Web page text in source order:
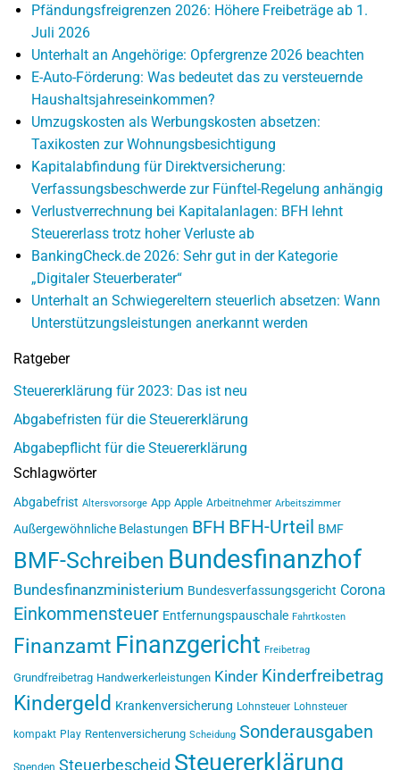
Pfändungsfreigrenzen 2026: Höhere Freibeträge ab 1.
Juli 2026
Unterhalt an Angehörige: Opfergrenze 2026 beachten
E-Auto-Förderung: Was bedeutet das zu versteuernde
Haushaltsjahreseinkommen?
Umzugskosten als Werbungskosten absetzen:
Taxikosten zur Wohnungsbesichtigung
Kapitalabfindung für Direktversicherung:
Verfassungsbeschwerde zur Fünftel-Regelung anhängig
Verlustverrechnung bei Kapitalanlagen: BFH lehnt
Steuererlass trotz hoher Verluste ab
BankingCheck.de 2026: Sehr gut in der Kategorie
„Digitaler Steuerberater“
Unterhalt an Schwiegereltern steuerlich absetzen: Wann
Unterstützungsleistungen anerkannt werden
Ratgeber
Steuererklärung für 2023: Das ist neu
Abgabefristen für die Steuererklärung
Abgabepflicht für die Steuererklärung
Schlagwörter
Abgabefrist Altersvorsorge App Apple Arbeitnehmer Arbeitszimmer
Außergewöhnliche Belastungen BFH BFH-Urteil BMF
BMF-Schreiben Bundesfinanzhof
Bundesfinanzministerium Bundesverfassungsgericht Corona
Einkommensteuer Entfernungspauschale Fahrtkosten
Finanzamt Finanzgericht Freibetrag
Grundfreibetrag Handwerkerleistungen Kinder Kinderfreibetrag
Kindergeld Krankenversicherung Lohnsteuer Lohnsteuer
kompakt Play Rentenversicherung Scheidung Sonderausgaben
Spenden Steuerbescheid Steuererklärung